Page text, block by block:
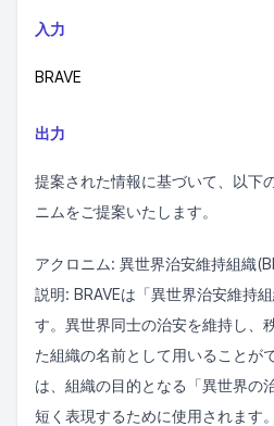
入力
BRAVE
出力
提案された情報に基づいて、以下
ニムをご提案いたします。
アクロニム: 異世界治安維持組織
説明: BRAVEは「異世界治安維持
す。異世界同士の治安を維持し、
た組織の名前として用いることが
は、組織の目的となる「異世界の
短く表現するために使用されます。